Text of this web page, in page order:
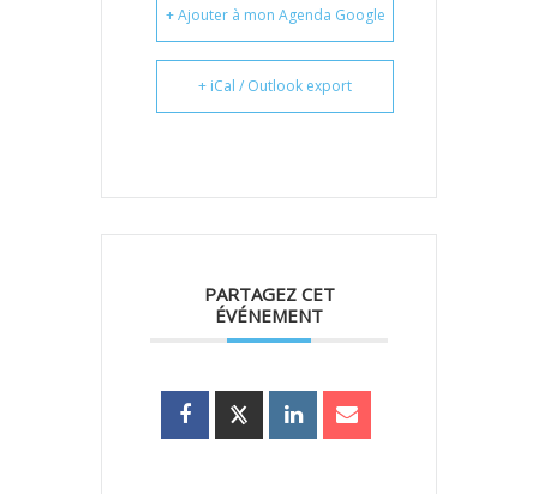
+ Ajouter à mon Agenda Google
+ iCal / Outlook export
PARTAGEZ CET
ÉVÉNEMENT